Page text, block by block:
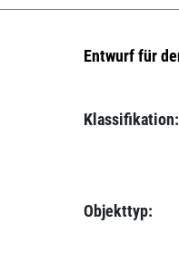
Entwurf für
Klassifikation:
Objekttyp: